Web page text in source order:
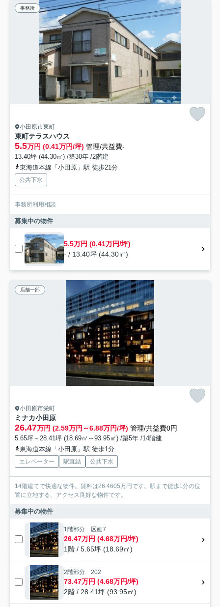
事務所
小田原市東町
東町テラスハウス
5.5万円 (0.41万円/坪) 管理/共益費-
13.40坪 (44.30㎡) /築30年 /2階建
東海道本線「小田原」駅 徒歩21分
公共下水
事務所利用相談
募集中の物件
5.5万円 (0.41万円/坪)
- / 13.40坪 (44.30㎡)
店舗一部
小田原市栄町
ミナカ小田原
26.47万円 (2.59万円～6.88万円/坪) 管理/共益費0円
5.65坪～28.41坪 (18.69㎡～93.95㎡) /築5年 /14階建
東海道本線「小田原」駅 徒歩1分
エレベーター 駅直結 公共下水
14階建てで快適な物件。賃料は26.4605万円です。駅まで徒歩1分の位
置に立地する、アクセス良好な物件です。
募集中の物件
1階部分 区画7
26.47万円 (4.68万円/坪)
1階 / 5.65坪 (18.69㎡)
2階部分 202
73.47万円 (4.68万円/坪)
2階 / 28.41坪 (93.95㎡)